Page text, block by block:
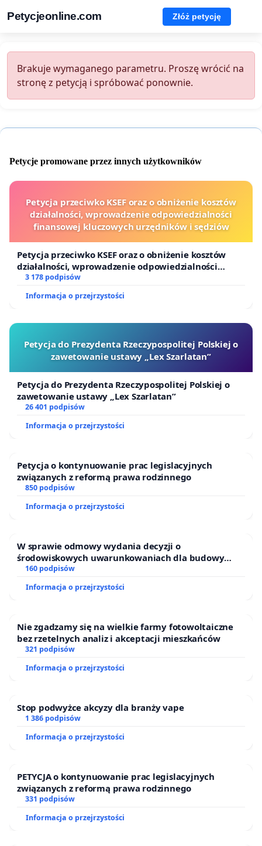
Petycjeonline.com Złóż petycję
Brakuje wymaganego parametru. Proszę wrócić na
stronę z petycją i spróbować ponownie.
Petycje promowane przez innych użytkowników
Petycja przeciwko KSEF oraz o obniżenie kosztów
działalności, wprowadzenie odpowiedzialności
finansowej kluczowych urzędników i sędziów
Petycja przeciwko KSEF oraz o obniżenie kosztów
działalności, wprowadzenie odpowiedzialności
finansowej kluczowych urzędników i sędziów
3 178 podpisów
Informacja o przejrzystości
Petycja do Prezydenta Rzeczypospolitej Polskiej o
zawetowanie ustawy „Lex Szarlatan”
Petycja do Prezydenta Rzeczypospolitej Polskiej o
zawetowanie ustawy „Lex Szarlatan”
26 401 podpisów
Informacja o przejrzystości
Petycja o kontynuowanie prac legislacyjnych
związanych z reformą prawa rodzinnego
850 podpisów
Informacja o przejrzystości
W sprawie odmowy wydania decyzji o
środowiskowych uwarunkowaniach dla budowy
zakładu wytwarzania biometanu „Krynki” w
Ostrowiu Południowym oraz ochrony mieszkańców i
Puszczy Knyszyńskiej
160 podpisów
Informacja o przejrzystości
Nie zgadzamy się na wielkie farmy fotowoltaiczne
bez rzetelnych analiz i akceptacji mieszkańców
321 podpisów
Informacja o przejrzystości
Stop podwyżce akcyzy dla branży vape
1 386 podpisów
Informacja o przejrzystości
PETYCJA o kontynuowanie prac legislacyjnych
związanych z reformą prawa rodzinnego
331 podpisów
Informacja o przejrzystości